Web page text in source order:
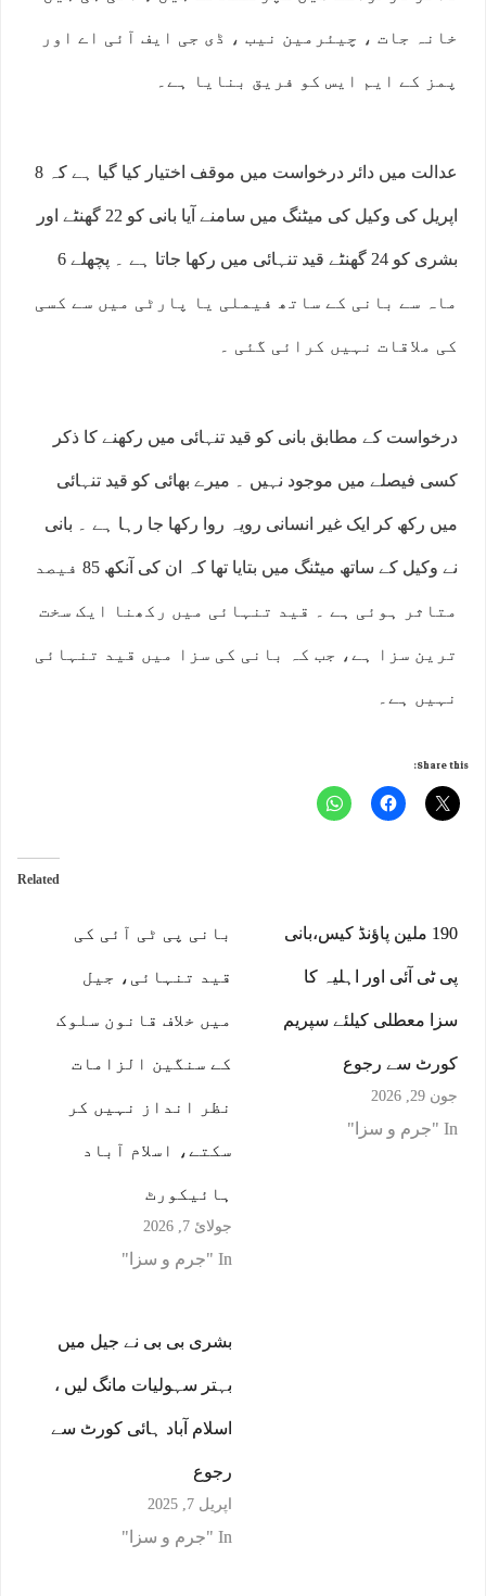
خانہ جات ، چیئرمین نیب ، ڈی جی ایف آئی اے اور
پمز کے ایم ایس کو فریق بنایا ہے۔
عدالت میں دائر درخواست میں موقف اختیار کیا گیا ہے کہ 8
اپریل کی وکیل کی میٹنگ میں سامنے آیا بانی کو 22 گھنٹے اور
بشری کو 24 گھنٹے قید تنہائی میں رکھا جاتا ہے ۔ پچھلے 6
ماہ سے بانی کے ساتھ فیملی یا پارٹی میں سے کسی
کی ملاقات نہیں کرائی گئی ۔
درخواست کے مطابق بانی کو قید تنہائی میں رکھنے کا ذکر
کسی فیصلے میں موجود نہیں ۔ میرے بھائی کو قید تنہائی
میں رکھ کر ایک غیر انسانی رویہ روا رکھا جا رہا ہے ۔ بانی
نے وکیل کے ساتھ میٹنگ میں بتایا تھا کہ ان کی آنکھ 85 فیصد
متاثر ہوئی ہے ۔ قید تنہائی میں رکھنا ایک سخت
ترین سزا ہے، جب کہ بانی کی سزا میں قید تنہائی
نہیں ہے۔
Share this:
Related
بانی پی ٹی آئی کی
قید تنہائی، جیل
میں خلاف قانون سلوک
کے سنگین الزامات
نظر انداز نہیں کر
سکتے، اسلام آباد
ہائیکورٹ
جولائ 7, 2026
In "جرم و سزا"
190 ملین پاﺅنڈ کیس،بانی
پی ٹی آئی اور اہلیہ کا
سزا معطلی کیلئے سپریم
کورٹ سے رجوع
جون 29, 2026
In "جرم و سزا"
بشری بی بی نے جیل میں
بہتر سہولیات مانگ لیں ،
اسلام آباد ہائی کورٹ سے
رجوع
اپریل 7, 2025
In "جرم و سزا"